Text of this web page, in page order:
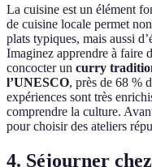
La cuisine est un élément
de cuisine locale permet
plats typiques, mais aussi
Imaginez apprendre à faire
concocter un curry
l’UNESCO, près de 68 %
expériences sont très
comprendre la culture.
pour choisir des ateliers
4. Séjourner